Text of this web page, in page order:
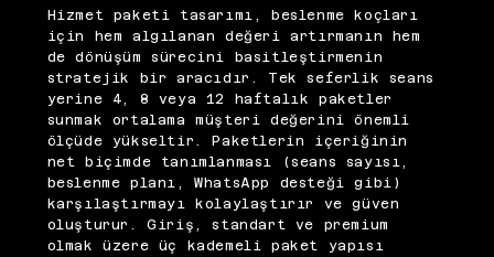
Hizmet paketi tasarımı, beslenme koçları
için hem algılanan değeri artırmanın hem
de dönüşüm sürecini basitleştirmenin
stratejik bir aracıdır. Tek seferlik seans
yerine 4, 8 veya 12 haftalık paketler
sunmak ortalama müşteri değerini önemli
ölçüde yükseltir. Paketlerin içeriğinin
net biçimde tanımlanması (seans sayısı,
beslenme planı, WhatsApp desteği gibi)
karşılaştırmayı kolaylaştırır ve güven
oluşturur. Giriş, standart ve premium
olmak üzere üç kademeli paket yapısı